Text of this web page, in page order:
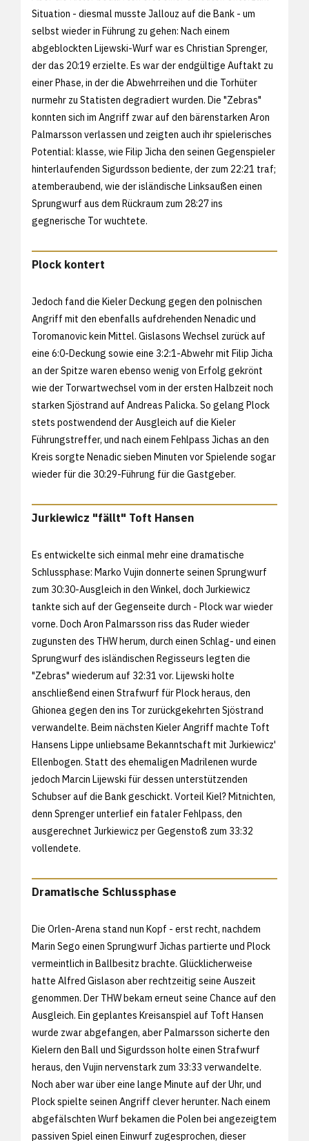
Situation - diesmal musste Jallouz auf die Bank - um
selbst wieder in Führung zu gehen: Nach einem
abgeblockten Lijewski-Wurf war es Christian Sprenger,
der das 20:19 erzielte. Es war der endgültige Auftakt zu
einer Phase, in der die Abwehrreihen und die Torhüter
nurmehr zu Statisten degradiert wurden. Die "Zebras"
konnten sich im Angriff zwar auf den bärenstarken Aron
Palmarsson verlassen und zeigten auch ihr spielerisches
Potential: klasse, wie Filip Jicha den seinen Gegenspieler
hinterlaufenden Sigurdsson bediente, der zum 22:21 traf;
atemberaubend, wie der isländische Linksaußen einen
Sprungwurf aus dem Rückraum zum 28:27 ins
gegnerische Tor wuchtete.
Plock kontert
Jedoch fand die Kieler Deckung gegen den polnischen
Angriff mit den ebenfalls aufdrehenden Nenadic und
Toromanovic kein Mittel. Gislasons Wechsel zurück auf
eine 6:0-Deckung sowie eine 3:2:1-Abwehr mit Filip Jicha
an der Spitze waren ebenso wenig von Erfolg gekrönt
wie der Torwartwechsel vom in der ersten Halbzeit noch
starken Sjöstrand auf Andreas Palicka. So gelang Plock
stets postwendend der Ausgleich auf die Kieler
Führungstreffer, und nach einem Fehlpass Jichas an den
Kreis sorgte Nenadic sieben Minuten vor Spielende sogar
wieder für die 30:29-Führung für die Gastgeber.
Jurkiewicz "fällt" Toft Hansen
Es entwickelte sich einmal mehr eine dramatische
Schlussphase: Marko Vujin donnerte seinen Sprungwurf
zum 30:30-Ausgleich in den Winkel, doch Jurkiewicz
tankte sich auf der Gegenseite durch - Plock war wieder
vorne. Doch Aron Palmarsson riss das Ruder wieder
zugunsten des THW herum, durch einen Schlag- und einen
Sprungwurf des isländischen Regisseurs legten die
"Zebras" wiederum auf 32:31 vor. Lijewski holte
anschließend einen Strafwurf für Plock heraus, den
Ghionea gegen den ins Tor zurückgekehrten Sjöstrand
verwandelte. Beim nächsten Kieler Angriff machte Toft
Hansens Lippe unliebsame Bekanntschaft mit Jurkiewicz'
Ellenbogen. Statt des ehemaligen Madrilenen wurde
jedoch Marcin Lijewski für dessen unterstützenden
Schubser auf die Bank geschickt. Vorteil Kiel? Mitnichten,
denn Sprenger unterlief ein fataler Fehlpass, den
ausgerechnet Jurkiewicz per Gegenstoß zum 33:32
vollendete.
Dramatische Schlussphase
Die Orlen-Arena stand nun Kopf - erst recht, nachdem
Marin Sego einen Sprungwurf Jichas partierte und Plock
vermeintlich in Ballbesitz brachte. Glücklicherweise
hatte Alfred Gislason aber rechtzeitig seine Auszeit
genommen. Der THW bekam erneut seine Chance auf den
Ausgleich. Ein geplantes Kreisanspiel auf Toft Hansen
wurde zwar abgefangen, aber Palmarsson sicherte den
Kielern den Ball und Sigurdsson holte einen Strafwurf
heraus, den Vujin nervenstark zum 33:33 verwandelte.
Noch aber war über eine lange Minute auf der Uhr, und
Plock spielte seinen Angriff clever herunter. Nach einem
abgefälschten Wurf bekamen die Polen bei angezeigtem
passiven Spiel einen Einwurf zugesprochen, dieser